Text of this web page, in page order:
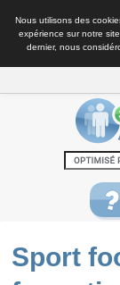
Nous utilisons des
expérience sur notre
dernier, nous
Sport